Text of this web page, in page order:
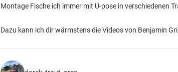
Montage Fische ich immer mit U-pose in verschiedenen
Dazu kann ich dir wärmstens die Videos von Benjamin